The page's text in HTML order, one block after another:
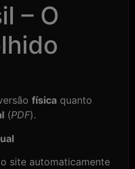
– O
físicaquanto
(PDF).
site automaticamente